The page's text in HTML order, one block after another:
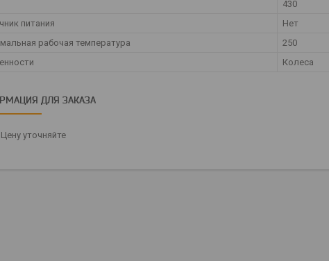
430
питания
Нет
рабочая температура
250
Колеса
ДЛЯ ЗАКАЗА
Цену уточняйте